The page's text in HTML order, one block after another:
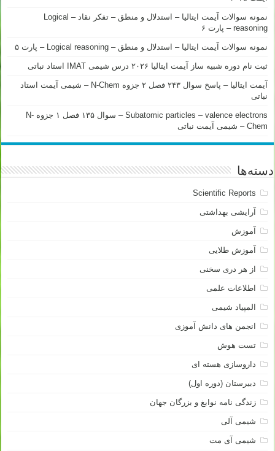
نمونه سوالات آیمت ایتالیا – استدلال و منطق – تفکر نقاد – Logical
reasoning – پارت ۶
نمونه سوالات آیمت ایتالیا – استدلال و منطق – Logical reasoning – پارت ۵
ثبت نام دوره شبیه ساز آیمت ایتالیا ۲۰۲۶ درس شیمی IMAT استاد نباتی
آیمت ایتالیا – پاسخ سوال ۲۴۳ فصل ۲ جزوه N-Chem – شیمی آیمت استاد
نباتی
Subatomic particles – valence electrons – سوال ۱۳۵ فصل ۱ جزوه N-
Chem – شیمی آیمت نباتی
دسته‌ها
Scientific Reports
آرایشی بهداشتی
آموزش
آموزش طلایی
از هر دری سخنی
اطلاعات علمی
المپیاد شیمی
انجمن های دانش آموزی
تست هوش
داروسازی هسته ای
دبیرستان (دوره اول)
زندگی نامه نوابغ و بزرگان جهان
شیمی آلی
شیمی آی مت